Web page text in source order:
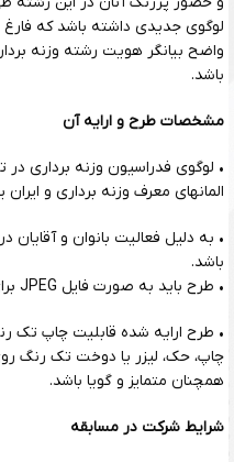
لوگوی جدیدی داشته باشد که
واضح بیانگر هویت رشته وزنه
باشد.
مشخصات طرح و ارایه آن
• لوگوی فدراسیون وزنه برداری در
المانهای معرف وزنه برداری و ایران
• به دلیل فعالیت بانوان و آقایان
باشد.
• طرح باید به صورت فایل JPEG برای کمیته داوری ارسال شود.
• طرح ارایه شده قابلیت چاپ تک
چاپ، حک، لیزر یا دوخت تک رنگ
همچنان متمایز و گویا باشد.
شرایط شرکت در مسابقه